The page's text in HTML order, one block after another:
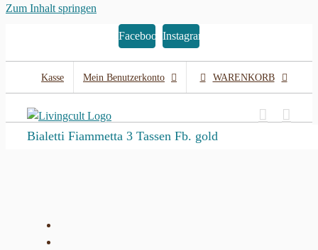
Zum Inhalt springen
Facebook Instagram
Kasse Mein Benutzerkonto WARENKORB
Bialetti Fiammetta 3 Tassen Fb. gold